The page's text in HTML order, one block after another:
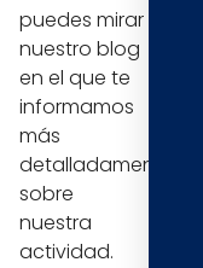
puedes mirar
nuestro blog
en el que te
informamos
más
detalladamente
sobre
nuestra
actividad.